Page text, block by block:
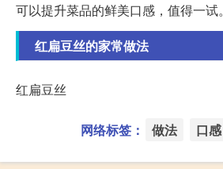
可以提升菜品的鲜美口感，值得一试。
红扁豆丝的家常做法
红扁豆丝
网络标签： 做法 口感